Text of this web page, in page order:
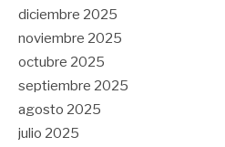
diciembre 2025
noviembre 2025
octubre 2025
septiembre 2025
agosto 2025
julio 2025